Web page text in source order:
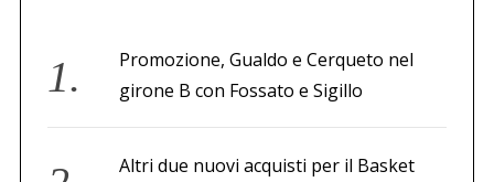
Promozione, Gualdo e Cerqueto nel
girone B con Fossato e Sigillo
Altri due nuovi acquisti per il Basket